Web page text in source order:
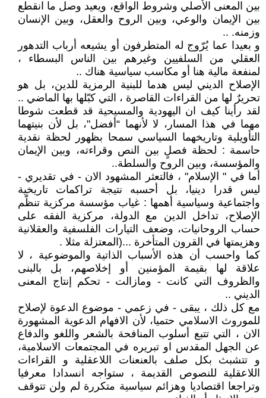
بين المعنى الأصلي وشروط الواقع، ويعيد وصل ما انقطع
بين الإيمان والوعي، وبين الروح والعقل، وبين الإنسان
وزمنه. ..
و بعيدا عما يُرّوج له المتطرفون أو يشيعه أرباب التدهور
العقلي من السلفيين وغيرهم بين الناس البسطاء ،
لمنفعة مالية هنا أو مكاسب سياسية هناك ..
الإصلاح الديني ليس هدما للبنية الرمزية للدين، بل هو
تحريرٌ لها من القراءات القاصرة ، التي كبّلها بها الماضي ..
لقد رأينا كيف ان اليهودية والمسيحية قد قطعت شوطا
مهما في هذا المسار، لا لأنهما “أفضل"، بل لأن بنيتهما
التأويلية وتاريخهما السياسي سمحا بظهور لحظة نقدية
حاسمة : لحظة فصلٍ بين النص وقراءته، وبين الإيمان
والمؤسسة، وبين الروح والسلطة..
أما في " الإسلام" ، فالتعثر المشهود الان - في تقديري -
ليس قدرا دينيا، بل أحسبه نتيجة تراكمات تاريخية
واجتماعية وسياسية أهمها : غياب مؤسسة مركزية تنظّم
الإصلاح، تداخل الدين مع الدولة، مركزية الفقه على
حساب الروحانيات، وضعف التيارات الفلسفية والعقلانية
وهزيمتها في القرون المتأخرة ...(المعتزلة مثلا .
كما واحسب أن هذه الأسباب الذاتية والموضوعية ، لا
علاقة لها بقيمة المؤمنين أو إخلاصهم، بل بالبنى
والظروف التي كانت - ومازالت - تحكم إنتاج المعنى
الديني ..
مع كل ذلك ، يبقى - في زعمي - موضوع الدعوة لإصلاح
للموروث الاسلامي حتميا، لأن الافهام الدعوية المشهورة
الان ، التي تتبع أسلوب المنافحة بالشعر واللغو والدفاع
عن الجهل المقدس او تبريره في المجتمعات الاسلامية،
و تتشبث بكل صلف بالعنعنات اللاعقلية و القراءات
اللاعقلية للنصوص القديمة ، ستواجه انسدادا معرفيا
وتراجعا اقتصاديا وهزائم سياسية متكررة لم ولن تتوقف